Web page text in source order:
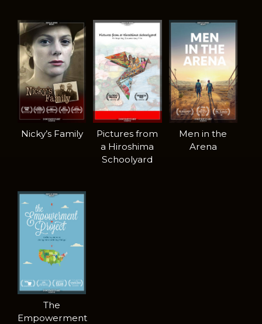
Nicky’s Family
Pictures from
a Hiroshima
Schoolyard
Men in the
Arena
The
Empowerment